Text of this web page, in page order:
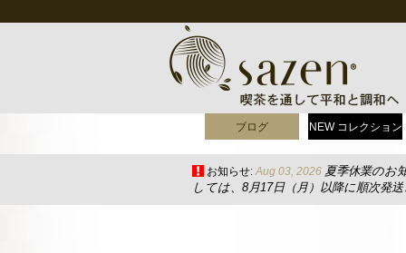
ブログ NEW コレクション
お知らせ: Aug 03, 2026 夏季休業のお
しては、8月17日（月）以降に順次発